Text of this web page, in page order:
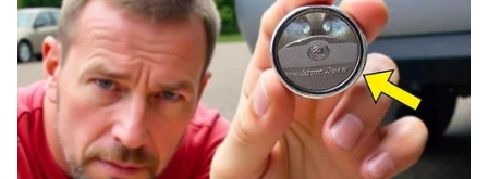
മാതൃക ചോദ്യങ്ങൾ അതേപടി
പരീക്ഷയ്ക്ക്; ആരോഗ്യ
സര്‍വകലാശാല MBBS പരീക്ഷയിൽ
ഗുരുതര വീഴ്ച
ഗൗതം കൃഷ്ണനായി തെരച്ചിൽ;